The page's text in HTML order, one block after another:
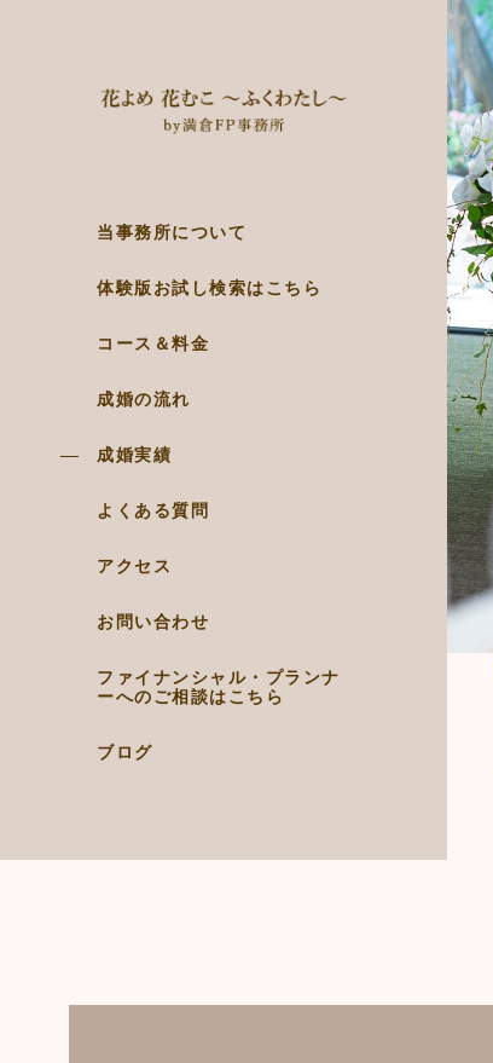
当事務所について
体験版お試し検索はこちら
コース＆料金
成婚の流れ
成婚実績
よくある質問
アクセス
お問い合わせ
ファイナンシャル・プランナ
ーへの ご相談はこちら
ブログ